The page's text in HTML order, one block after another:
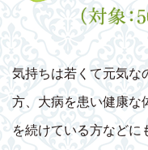
気持ちは若くて元気な
方、大病を患い健康な
を続けている方などに